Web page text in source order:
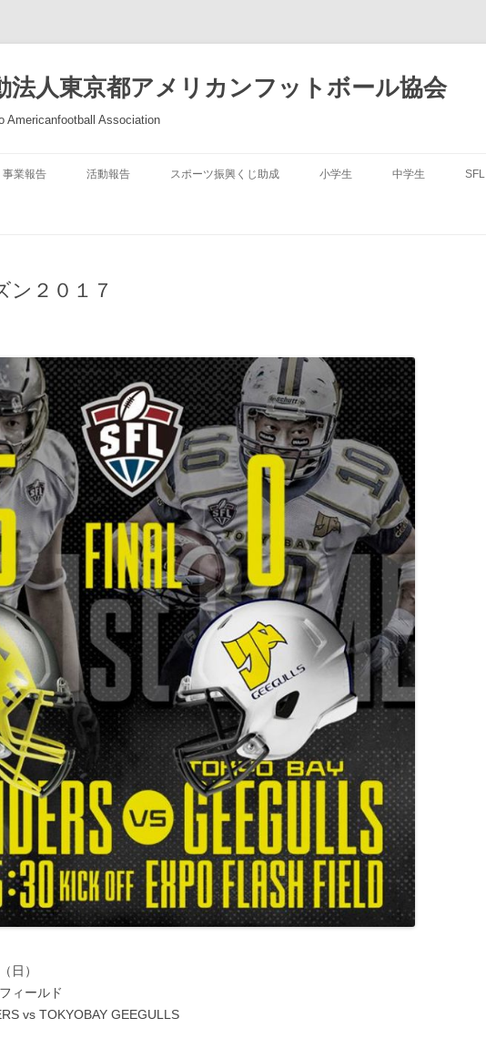
法人東京都アメリカンフットボール協会
Americanfootball Association
事業報告 活動報告 スポーツ振興くじ助成 小学生 中学生 SFL
ン２０１７
日）
ィールド
vs TOKYOBAY GEEGULLS